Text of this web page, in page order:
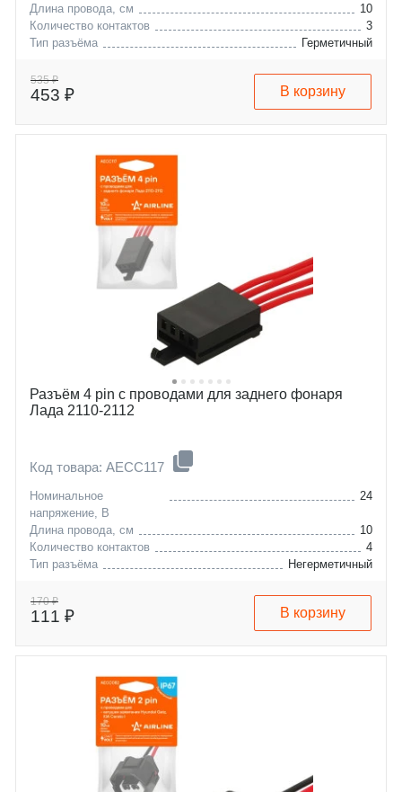
Длина провода, см
10
Количество контактов
3
Тип разъёма
Герметичный
535 ₽
453 ₽ В корзину
Разъём 4 pin с проводами для заднего фонаря
Лада 2110-2112
Код товара: AECC117
Номинальное
напряжение, В
24
Длина провода, см
10
Количество контактов
4
Тип разъёма
Негерметичный
170 ₽
111 ₽ В корзину